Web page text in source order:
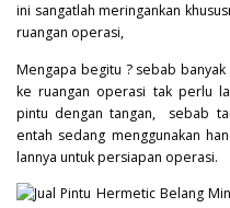
ini sangatlah meringankan
ruangan operasi,
Mengapa begitu ? sebab
ke ruangan operasi tak perlu
pintu dengan tangan, sebab
entah sedang menggunakan
lannya untuk persiapan operasi.